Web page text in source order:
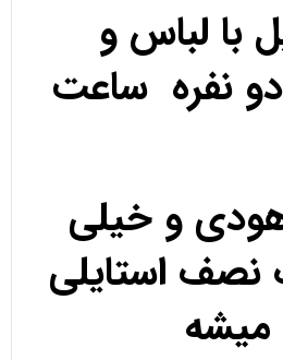
با لباس و
نفره ساعت
و خیلی
استایلی